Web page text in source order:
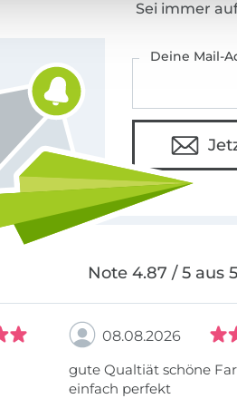
Sei immer
Deine Mail-
Note 4.87 / 5 aus
08.08.2026
gute Qualtiät schöne
einfach perfekt